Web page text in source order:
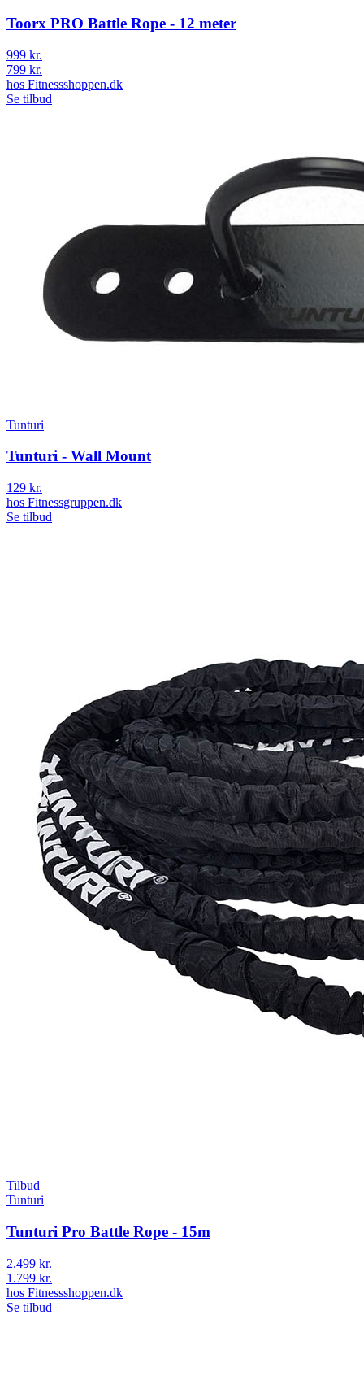
Toorx PRO Battle Rope - 12 meter
999 kr.
799 kr.
hos Fitnessshoppen.dk
Se tilbud
Tunturi
Tunturi - Wall Mount
129 kr.
hos Fitnessgruppen.dk
Se tilbud
Tilbud
Tunturi
Tunturi Pro Battle Rope - 15m
2.499 kr.
1.799 kr.
hos Fitnessshoppen.dk
Se tilbud